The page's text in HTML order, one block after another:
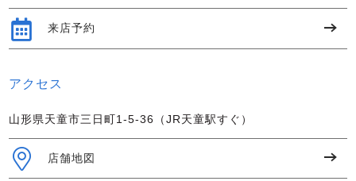
来店予約
アクセス
山形県天童市三日町1-5-36（JR天童駅すぐ）
店舗地図